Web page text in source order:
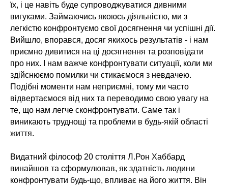
їх, і це навіть буде супроводжуватися дивними
вигуками. Займаючись якоюсь діяльністю, ми з
легкістю конфронтуємо свої досягнення чи успішні дії.
Вийшло, впорався, досяг якихось результатів - і нам
приємно дивитися на ці досягнення та розповідати
про них. І нам важче конфронтувати ситуації, коли ми
здійснюємо помилки чи стикаємося з невдачею.
Подібні моменти нам неприємні, тому ми часто
відвертаємося від них та переводимо свою увагу на
те, що нам легче сконфронтувати. Саме так і
виникають труднощі та проблеми в будь-якій області
життя.
Видатний філософ 20 століття Л.Рон Хаббард
винайшов та сформулював, як здатність людини
конфронтувати будь-що, впливає на його життя. Він